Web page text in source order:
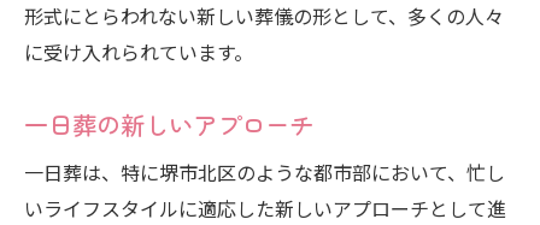
形式にとらわれない新しい葬儀の形として、多くの人々
に受け入れられています。
一日葬の新しいアプローチ
一日葬は、特に堺市北区のような都市部において、忙し
いライフスタイルに適応した新しいアプローチとして進